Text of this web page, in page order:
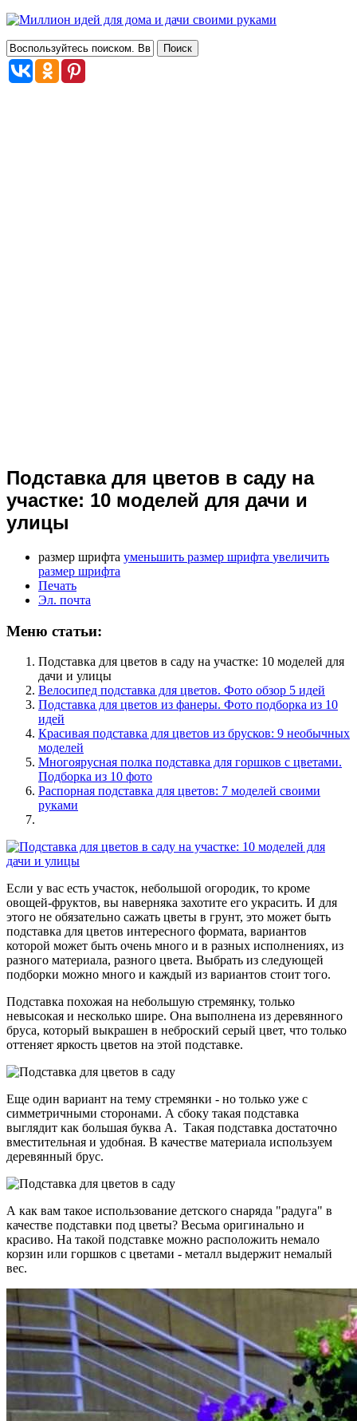
Подставка для цветов в саду на
участке: 10 моделей для дачи и
улицы
размер шрифта уменьшить размер шрифта увеличить
размер шрифта
Печать
Эл. почта
Меню статьи:
Подставка для цветов в саду на участке: 10 моделей для
дачи и улицы
Велосипед подставка для цветов. Фото обзор 5 идей
Подставка для цветов из фанеры. Фото подборка из 10
идей
Красивая подставка для цветов из брусков: 9 необычных
моделей
Многоярусная полка подставка для горшков с цветами.
Подборка из 10 фото
Распорная подставка для цветов: 7 моделей своими
руками
Если у вас есть участок, небольшой огородик, то кроме
овощей-фруктов, вы наверняка захотите его украсить. И для
этого не обязательно сажать цветы в грунт, это может быть
подставка для цветов интересного формата, вариантов
которой может быть очень много и в разных исполнениях, из
разного материала, разного цвета. Выбрать из следующей
подборки можно много и каждый из вариантов стоит того.
Подставка похожая на небольшую стремянку, только
невысокая и несколько шире. Она выполнена из деревянного
бруса, который выкрашен в неброский серый цвет, что только
оттеняет яркость цветов на этой подставке.
Еще один вариант на тему стремянки - но только уже с
симметричными сторонами. А сбоку такая подставка
выглядит как большая буква А. Такая подставка достаточно
вместительная и удобная. В качестве материала используем
деревянный брус.
А как вам такое использование детского снаряда "радуга" в
качестве подставки под цветы? Весьма оригинально и
красиво. На такой подставке можно расположить немало
корзин или горшков с цветами - металл выдержит немалый
вес.